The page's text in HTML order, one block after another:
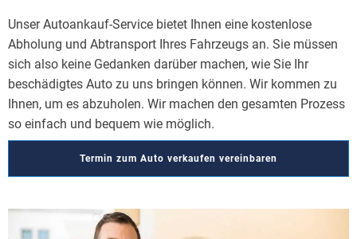
Unser Autoankauf-Service bietet Ihnen eine kostenlose
Abholung und Abtransport Ihres Fahrzeugs an. Sie müssen
sich also keine Gedanken darüber machen, wie Sie Ihr
beschädigtes Auto zu uns bringen können. Wir kommen zu
Ihnen, um es abzuholen. Wir machen den gesamten Prozess
so einfach und bequem wie möglich.
Termin zum Auto verkaufen vereinbaren